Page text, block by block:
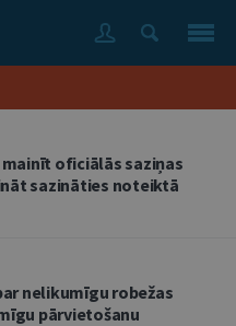
oficiālās saziņas
sazināties noteiktā
nelikumīgu robežas
pārvietošanu